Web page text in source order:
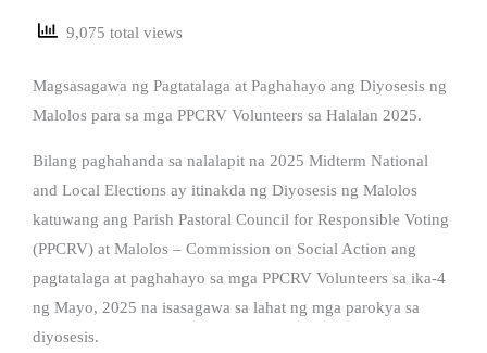
9,075 total views
Magsasagawa ng Pagtatalaga at Paghahayo ang Diyosesis ng
Malolos para sa mga PPCRV Volunteers sa Halalan 2025.
Bilang paghahanda sa nalalapit na 2025 Midterm National
and Local Elections ay itinakda ng Diyosesis ng Malolos
katuwang ang Parish Pastoral Council for Responsible Voting
(PPCRV) at Malolos – Commission on Social Action ang
pagtatalaga at paghahayo sa mga PPCRV Volunteers sa ika-4
ng Mayo, 2025 na isasagawa sa lahat ng mga parokya sa
diyosesis.